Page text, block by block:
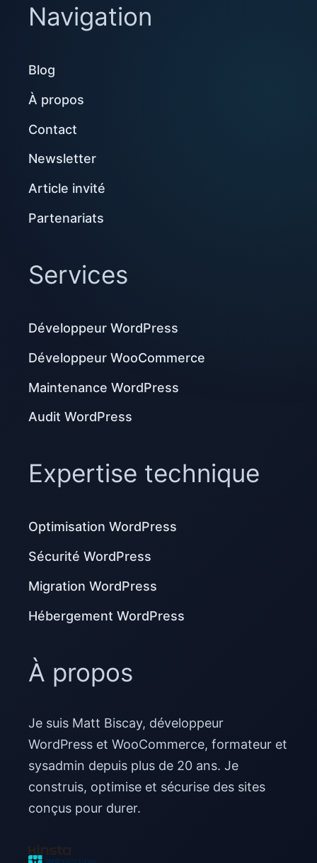
Navigation
Blog
À propos
Contact
Newsletter
Article invité
Partenariats
Services
Développeur WordPress
Développeur WooCommerce
Maintenance WordPress
Audit WordPress
Expertise technique
Optimisation WordPress
Sécurité WordPress
Migration WordPress
Hébergement WordPress
À propos
Je suis Matt Biscay, développeur
WordPress et WooCommerce, formateur et
sysadmin depuis plus de 20 ans. Je
construis, optimise et sécurise des sites
conçus pour durer.